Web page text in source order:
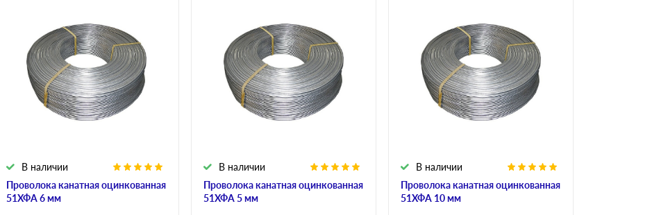
Проволока канатная оцинкованная
51ХФА 6 мм
В наличии
Проволока канатная оцинкованная
51ХФА 5 мм
В наличии
Проволока канатная оцинкованная
51ХФА 10 мм
В наличии